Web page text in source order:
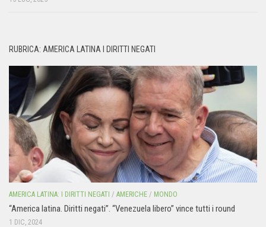
RUBRICA: AMERICA LATINA I DIRITTI NEGATI
AMERICA LATINA: I DIRITTI NEGATI / AMERICHE / MONDO
“America latina. Diritti negati”. “Venezuela libero” vince tutti i round
1 DIC, 2024